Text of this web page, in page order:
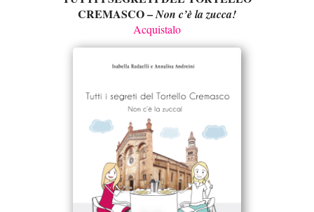
CREMASCO –Non c’è la zucca!
Acquistalo